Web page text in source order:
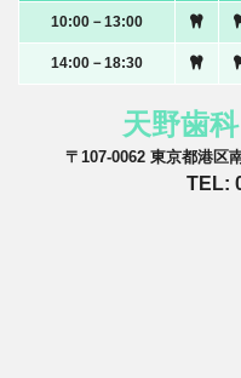
10:00－13:00
14:00－18:30
天野歯
〒107-0062 東京都港区
TEL: